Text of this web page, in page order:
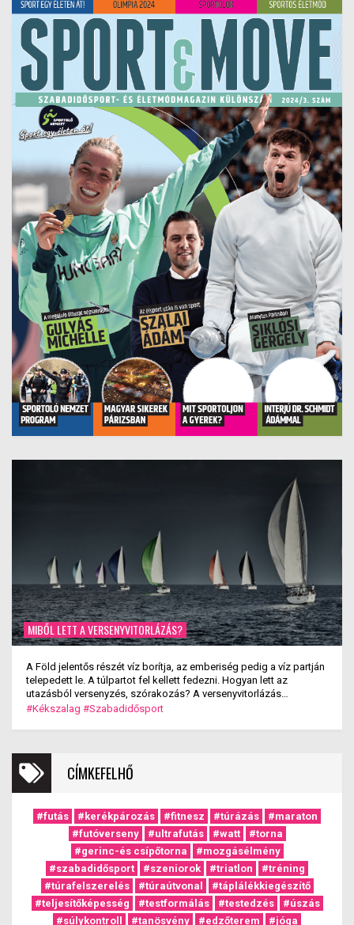
MIBŐL LETT A VERSENYVITORLÁZÁS?
A Föld jelentős részét víz borítja, az emberiség pedig a víz partján
telepedett le. A túlpartot fel kellett fedezni. Hogyan lett az
utazásból versenyzés, szórakozás? A versenyvitorlázás
kialakulása.
#Kékszalag #Szabadidősport
CÍMKEFELHŐ
#futás #kerékpározás #fitnesz #túrázás
#maraton
#futóverseny
#ultrafutás #watt
#torna
#gerinc-és csípőtorna
#mozgásélmény
#szabadidősport
#szeniorok #triatlon
#tréning
#túrafelszerelés
#túraútvonal
#táplálékkiegészítő
#teljesítőképesség
#testformálás #testedzés
#úszás
#súlykontroll
#tanösvény #edzőterem #jóga